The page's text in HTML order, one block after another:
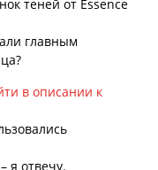
теней от Essence
главным
в описании к
я отвечу.